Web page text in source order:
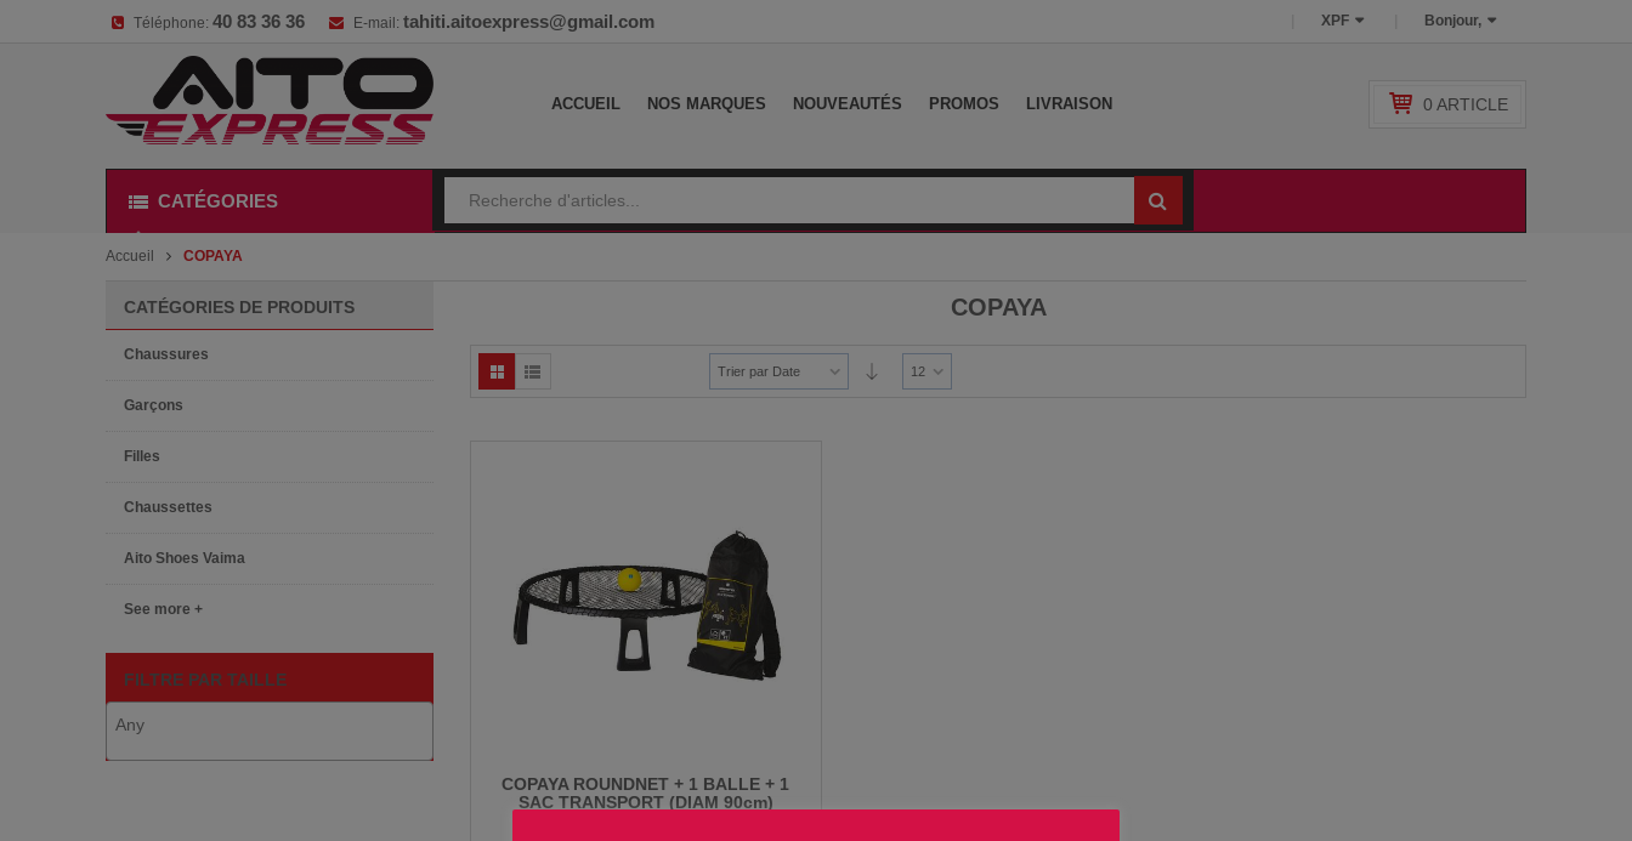
Téléphone: 40 83 36 36 E-mail: tahiti.aitoexpress@gmail.com Bonjour,
XPF
ACCUEIL NOS MARQUES NOUVEAUTÉS PROMOS LIVRAISON 0 ARTICLE
CATÉGORIES
Accueil COPAYA
CATÉGORIES DE PRODUITS
Chaussures
Garçons
Filles
Chaussettes
Aito Shoes Vaima
See more +
FILTRE PAR TAILLE
COPAYA
Trier par Date 12
COPAYA ROUNDNET + 1 BALLE + 1
SAC TRANSPORT (DIAM 90cm)